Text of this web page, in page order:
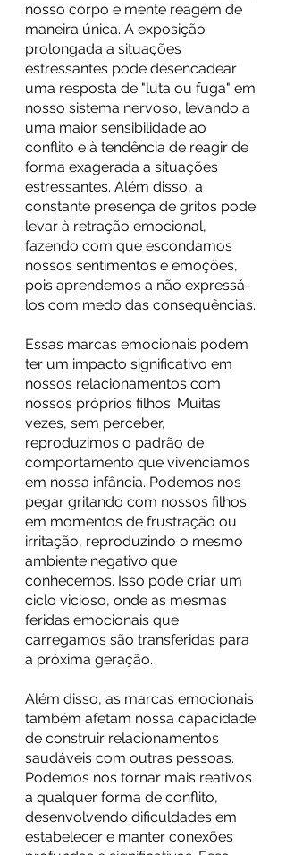
nosso corpo e mente reagem de
maneira única. A exposição
prolongada a situações
estressantes pode desencadear
uma resposta de "luta ou fuga" em
nosso sistema nervoso, levando a
uma maior sensibilidade ao
conflito e à tendência de reagir de
forma exagerada a situações
estressantes. Além disso, a
constante presença de gritos pode
levar à retração emocional,
fazendo com que escondamos
nossos sentimentos e emoções,
pois aprendemos a não expressá-
los com medo das consequências.
Essas marcas emocionais podem
ter um impacto significativo em
nossos relacionamentos com
nossos próprios filhos. Muitas
vezes, sem perceber,
reproduzimos o padrão de
comportamento que vivenciamos
em nossa infância. Podemos nos
pegar gritando com nossos filhos
em momentos de frustração ou
irritação, reproduzindo o mesmo
ambiente negativo que
conhecemos. Isso pode criar um
ciclo vicioso, onde as mesmas
feridas emocionais que
carregamos são transferidas para
a próxima geração.
Além disso, as marcas emocionais
também afetam nossa capacidade
de construir relacionamentos
saudáveis com outras pessoas.
Podemos nos tornar mais reativos
a qualquer forma de conflito,
desenvolvendo dificuldades em
estabelecer e manter conexões